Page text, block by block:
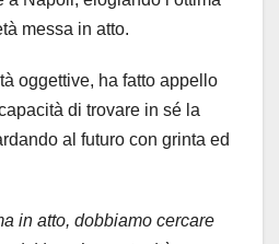
messa in atto.
oggettive, ha fatto appello
di trovare in sé la
al futuro con grinta ed
in atto, dobbiamo cercare